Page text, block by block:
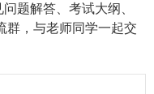
题解答、考试大纲、
群，与老师同学一起交